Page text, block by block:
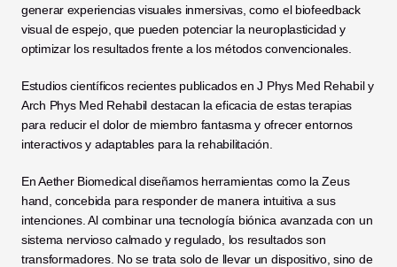
generar experiencias visuales inmersivas, como el biofeedback
visual de espejo, que pueden potenciar la neuroplasticidad y
optimizar los resultados frente a los métodos convencionales.
Estudios científicos recientes publicados en J Phys Med Rehabil y
Arch Phys Med Rehabil destacan la eficacia de estas terapias
para reducir el dolor de miembro fantasma y ofrecer entornos
interactivos y adaptables para la rehabilitación.
En Aether Biomedical diseñamos herramientas como la Zeus
hand, concebida para responder de manera intuitiva a sus
intenciones. Al combinar una tecnología biónica avanzada con un
sistema nervioso calmado y regulado, los resultados son
transformadores. No se trata solo de llevar un dispositivo, sino de